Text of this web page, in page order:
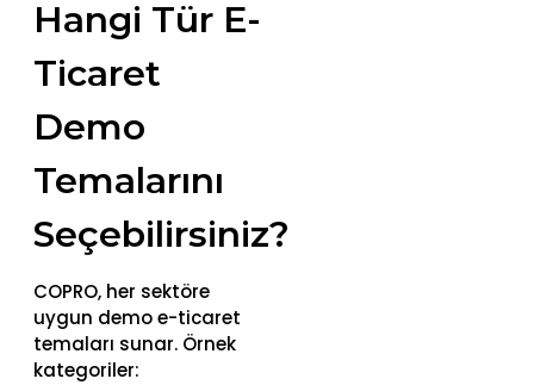
Hangi Tür E-
Ticaret
Demo
Temalarını
Seçebilirsiniz?
COPRO, her sektöre
uygun demo e-ticaret
temaları sunar. Örnek
kategoriler: